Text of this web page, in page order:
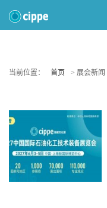
当前位置： 首页 > 展会新闻